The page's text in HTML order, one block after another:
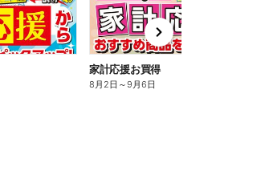
家計応援お買得
8月2日 ～9月6日
n
e
x
t